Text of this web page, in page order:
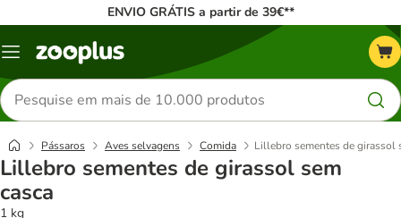
ENVIO GRÁTIS a partir de 39€**
Menu
Pesquisar
produtos
Pássaros Aves selvagens Comida Lillebro sementes de girassol
Lillebro sementes de girassol sem
casca
1 kg